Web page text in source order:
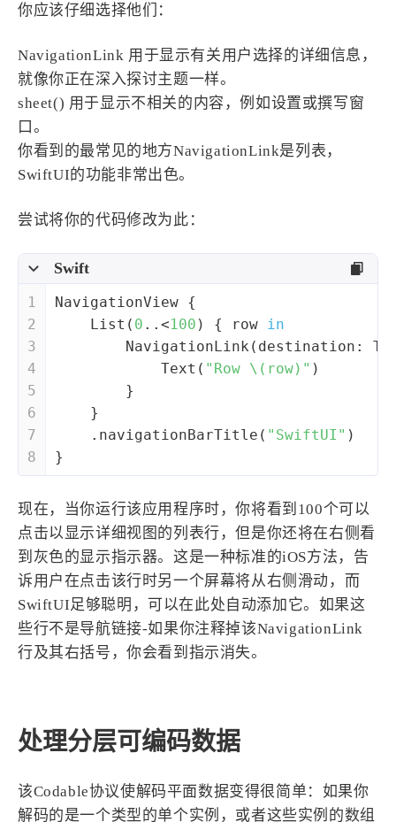
你应该仔细选择他们：
NavigationLink 用于显示有关用户选择的详细信息，
就像你正在深入探讨主题一样。
sheet() 用于显示不相关的内容，例如设置或撰写窗
口。
你看到的最常见的地方NavigationLink是列表，
SwiftUI的功能非常出色。
尝试将你的代码修改为此：
Swift
1
2
3
4
5
6
7
8
NavigationView {
List ( 0 ..<100 ) { row in
NavigationLink (destination:
Text ( "Row \(row) " )
        }
    }
    .navigationBarTitle(
"SwiftUI" )
}
现在，当你运行该应用程序时，你将看到100个可以
点击以显示详细视图的列表行，但是你还将在右侧看
到灰色的显示指示器。这是一种标准的iOS方法，告
诉用户在点击该行时另一个屏幕将从右侧滑动，而
SwiftUI足够聪明，可以在此处自动添加它。如果这
些行不是导航链接-如果你注释掉该NavigationLink
行及其右括号，你会看到指示消失。
处理分层可编码数据
该Codable协议使解码平面数据变得很简单：如果你
解码的是一个类型的单个实例，或者这些实例的数组